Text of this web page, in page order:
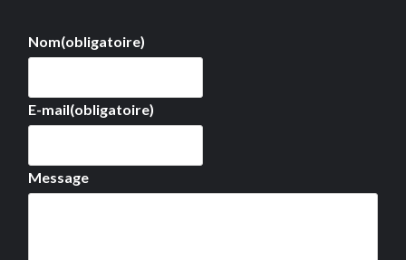
Nom(obligatoire)
E-mail(obligatoire)
Message